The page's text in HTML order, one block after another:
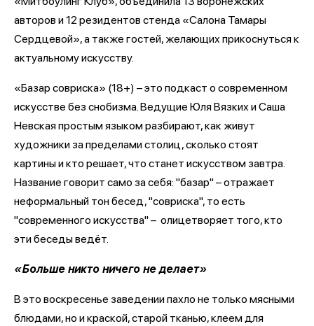
авторов и 12 резидентов стенда «Салона Тамары
Сердцевой», а также гостей, желающих прикоснуться к
актуальному искусству.
«Базар совриска» (18+) – это подкаст о современном
искусстве без снобизма. Ведущие Юля Вязких и Саша
Невская простым языком разбирают, как живут
художники за пределами столиц, сколько стоят
картины и кто решает, что станет искусством завтра.
Название говорит само за себя: "базар" – отражает
неформальный тон бесед, "совриска", то есть
"современного искусства" – олицетворяет того, кто
эти беседы ведёт.
«Больше никто ничего не делает»
В это воскресенье заведении пахло не только мясными
блюдами, но и краской, старой тканью, клеем для